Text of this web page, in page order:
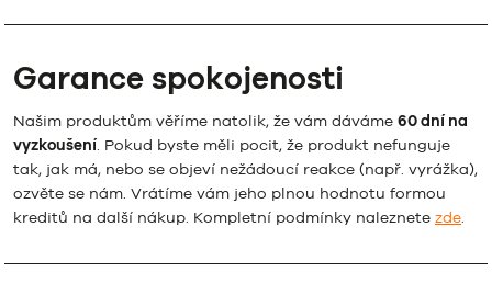
Garance spokojenosti
Našim produktům věříme natolik, že vám dáváme 60 dní na
vyzkoušení. Pokud byste měli pocit, že produkt nefunguje
tak, jak má, nebo se objeví nežádoucí reakce (např. vyrážka),
ozvěte se nám. Vrátíme vám jeho plnou hodnotu formou
kreditů na další nákup. Kompletní podmínky naleznete zde.